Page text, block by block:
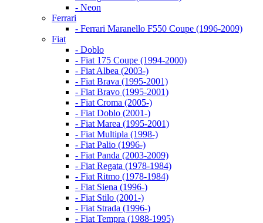
- Neon
Ferrari
- Ferrari Maranello F550 Coupe (1996-2009)
Fiat
- Doblo
- Fiat 175 Coupe (1994-2000)
- Fiat Albea (2003-)
- Fiat Brava (1995-2001)
- Fiat Bravo (1995-2001)
- Fiat Croma (2005-)
- Fiat Doblo (2001-)
- Fiat Marea (1995-2001)
- Fiat Multipla (1998-)
- Fiat Palio (1996-)
- Fiat Panda (2003-2009)
- Fiat Regata (1978-1984)
- Fiat Ritmo (1978-1984)
- Fiat Siena (1996-)
- Fiat Stilo (2001-)
- Fiat Strada (1996-)
- Fiat Tempra (1988-1995)